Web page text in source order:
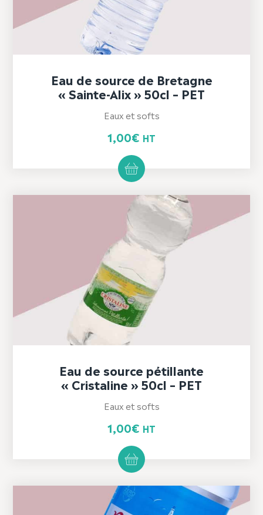
Eau de source de Bretagne
« Sainte-Alix » 50cl – PET
Eaux et softs
1,00€ HT
Eau de source pétillante
« Cristaline » 50cl – PET
Eaux et softs
1,00€ HT